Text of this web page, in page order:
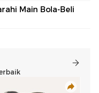
Main Bola-Beli